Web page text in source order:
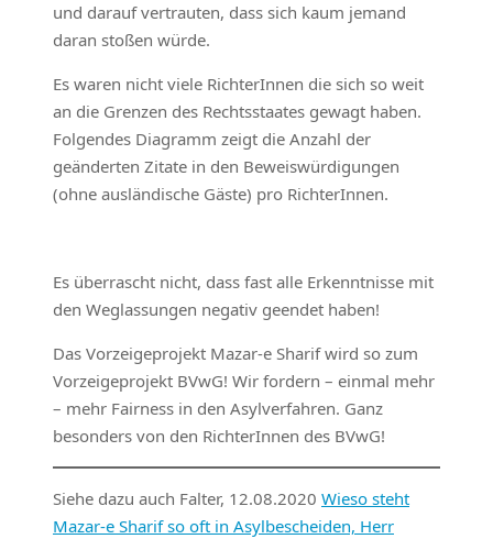
und darauf vertrauten, dass sich kaum jemand
daran stoßen würde.
Es waren nicht viele RichterInnen die sich so weit
an die Grenzen des Rechtsstaates gewagt haben.
Folgendes Diagramm zeigt die Anzahl der
geänderten Zitate in den Beweiswürdigungen
(ohne ausländische Gäste) pro RichterInnen.
Es überrascht nicht, dass fast alle Erkenntnisse mit
den Weglassungen negativ geendet haben!
Das Vorzeigeprojekt Mazar-e Sharif wird so zum
Vorzeigeprojekt BVwG! Wir fordern – einmal mehr
– mehr Fairness in den Asylverfahren. Ganz
besonders von den RichterInnen des BVwG!
Siehe dazu auch Falter, 12.08.2020 Wieso steht
Mazar-e Sharif so oft in Asylbescheiden, Herr